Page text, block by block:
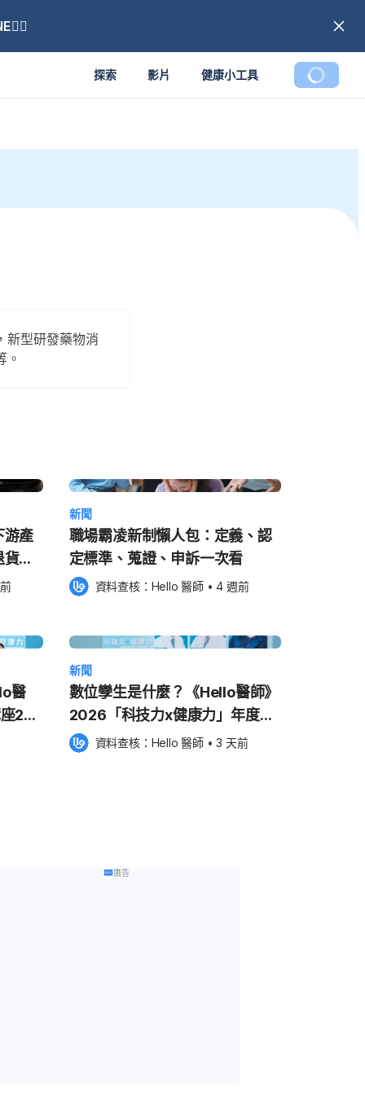
探索 影片 健康小工具
新型研發藥物消
。
游產
回
新聞
職場霸凌新制懶人包：定義、認
定標準、蒐證、申訴一次看
資料查核： Hello 醫師 • 4 週前
醫
座2
模
新聞
數位孿生是什麼？《Hello醫師》
2026「科技力x健康力」年度講
座 3重磅講者解析醫療新未來
資料查核： Hello 醫師 • 3 天前
廣告